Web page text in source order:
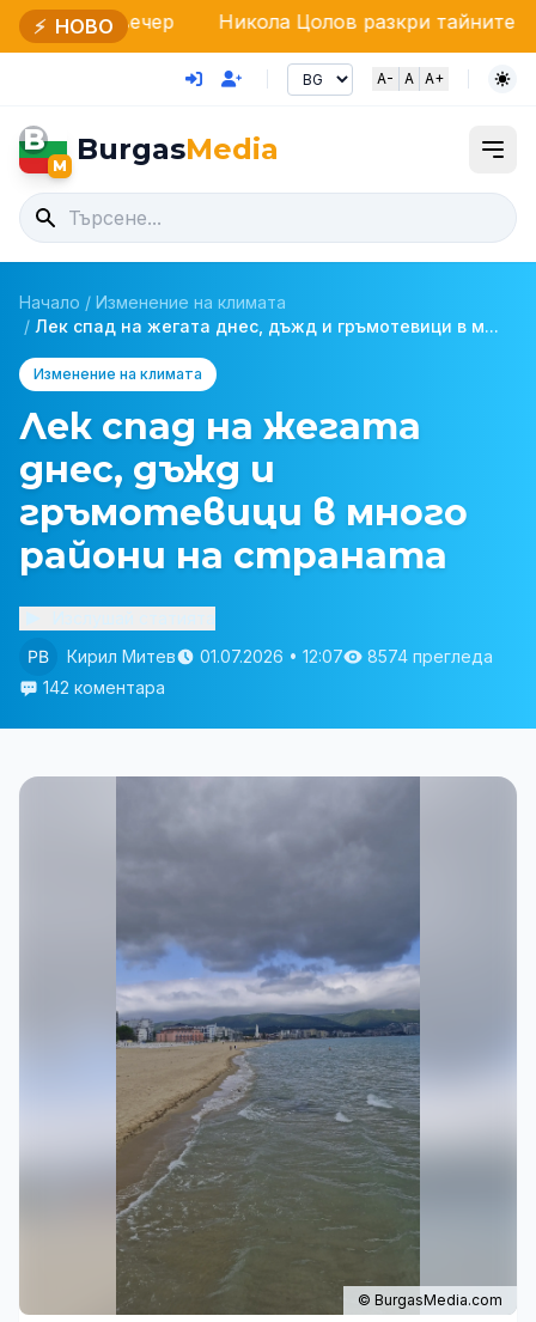
⚡ НОВО
вечер Никола Цолов разкри тайните на Red Bull
A- A A+
B
M BurgasMedia
Начало / Изменение на климата
/ Лек спад на жегата днес, дъжд и гръмотевици в м...
Изменение на климата
Лек спад на жегата
днес, дъжд и
гръмотевици в много
райони на страната
Кирил Митев
01.07.2026 • 12:07
8574 прегледа
142 коментара
© BurgasMedia.com